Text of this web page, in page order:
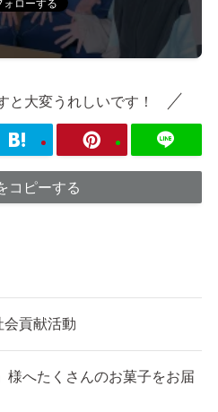
と大変うれしいです！
コピーする
会貢献活動
様へたくさんのお菓子をお届